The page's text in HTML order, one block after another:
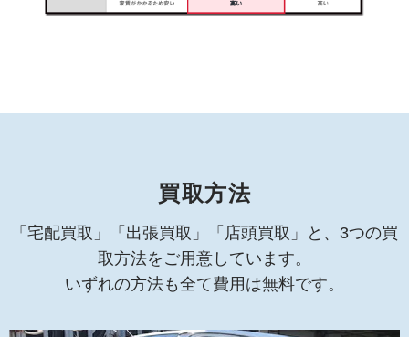
買取方法
「宅配買取」「出張買取」「店頭買取」と、3つの買
取方法をご用意しています。
いずれの方法も全て費用は無料です。